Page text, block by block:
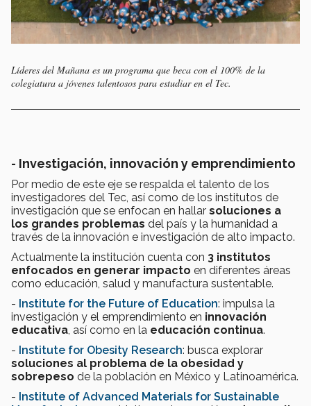
Líderes del Mañana es un programa que beca con el 100% de la
colegiatura a jóvenes talentosos para estudiar en el Tec.
- Investigación, innovación y emprendimiento
Por medio de este eje se respalda el talento de los
investigadores del Tec, así como de los institutos de
investigación que se enfocan en hallar soluciones a
los grandes problemas del país y la humanidad a
través de la innovación e investigación de alto impacto.
Actualmente la institución cuenta con 3 institutos
enfocados en generar impacto en diferentes áreas
como educación, salud y manufactura sustentable.
- Institute for the Future of Education: impulsa la
investigación y el emprendimiento en innovación
educativa, así como en la educación continua.
- Institute for Obesity Research: busca explorar
soluciones al problema de la obesidad y
sobrepeso de la población en México y Latinoamérica.
- Institute of Advanced Materials for Sustainable